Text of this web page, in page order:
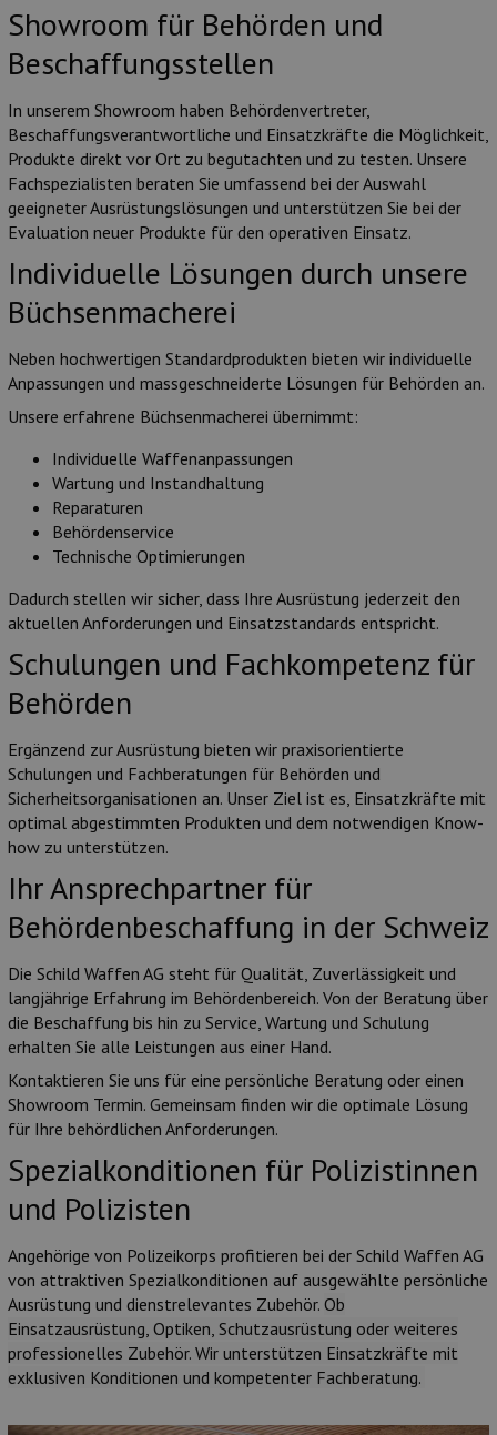
Showroom für Behörden und
Beschaffungsstellen
In unserem Showroom haben Behördenvertreter,
Beschaffungsverantwortliche und Einsatzkräfte die Möglichkeit,
Produkte direkt vor Ort zu begutachten und zu testen. Unsere
Fachspezialisten beraten Sie umfassend bei der Auswahl
geeigneter Ausrüstungslösungen und unterstützen Sie bei der
Evaluation neuer Produkte für den operativen Einsatz.
Individuelle Lösungen durch unsere
Büchsenmacherei
Neben hochwertigen Standardprodukten bieten wir individuelle
Anpassungen und massgeschneiderte Lösungen für Behörden an.
Unsere erfahrene Büchsenmacherei übernimmt:
Individuelle Waffenanpassungen
Wartung und Instandhaltung
Reparaturen
Behördenservice
Technische Optimierungen
Dadurch stellen wir sicher, dass Ihre Ausrüstung jederzeit den
aktuellen Anforderungen und Einsatzstandards entspricht.
Schulungen und Fachkompetenz für
Behörden
Ergänzend zur Ausrüstung bieten wir praxisorientierte
Schulungen und Fachberatungen für Behörden und
Sicherheitsorganisationen an. Unser Ziel ist es, Einsatzkräfte mit
optimal abgestimmten Produkten und dem notwendigen Know-
how zu unterstützen.
Ihr Ansprechpartner für
Behördenbeschaffung in der Schweiz
Die Schild Waffen AG steht für Qualität, Zuverlässigkeit und
langjährige Erfahrung im Behördenbereich. Von der Beratung über
die Beschaffung bis hin zu Service, Wartung und Schulung
erhalten Sie alle Leistungen aus einer Hand.
Kontaktieren Sie uns für eine persönliche Beratung oder einen
Showroom Termin. Gemeinsam finden wir die optimale Lösung
für Ihre behördlichen Anforderungen.
Spezialkonditionen für Polizistinnen
und Polizisten
Angehörige von Polizeikorps profitieren bei der Schild Waffen AG
von attraktiven Spezialkonditionen auf ausgewählte persönliche
Ausrüstung und dienstrelevantes Zubehör. Ob
Einsatzausrüstung, Optiken, Schutzausrüstung oder weiteres
professionelles Zubehör. Wir unterstützen Einsatzkräfte mit
exklusiven Konditionen und kompetenter Fachberatung.